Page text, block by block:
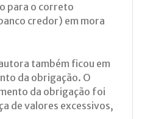
para o correto
credor) em mora
também ficou em
da obrigação. O
da obrigação foi
de valores excessivos,